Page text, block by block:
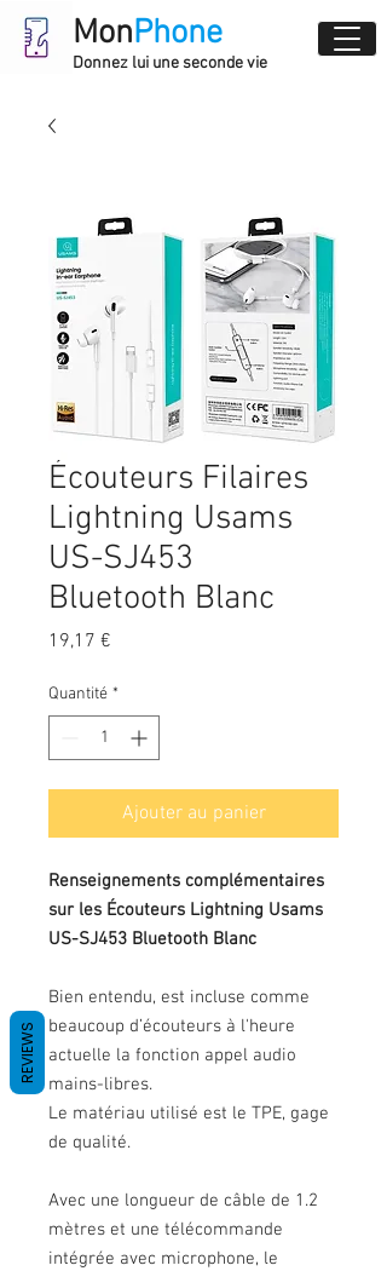
MonPhone
Donnez lui une seconde vie
Écouteurs Filaires
Lightning Usams
US-SJ453
Bluetooth Blanc
19,17 €
Quantité *
Ajouter au panier
Renseignements complémentaires
sur les Écouteurs Lightning Usams
US-SJ453 Bluetooth Blanc
Bien entendu, est incluse comme
beaucoup d’écouteurs à l'heure
actuelle la fonction appel audio
mains-libres.
Le matériau utilisé est le TPE, gage
de qualité.
Avec une longueur de câble de 1.2
mètres et une télécommande
intégrée avec microphone, le
REVIEWS